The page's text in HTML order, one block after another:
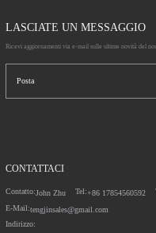
LASCIATE UN MESSAGGIO
Ricevi aggiornamenti via e-mail sulle ultime novità del
CONTATTACI
Contatto:John Zhu Tel:+86 17854560592
E-Mail:tengjinsales@gmail.com
Indirizzo: